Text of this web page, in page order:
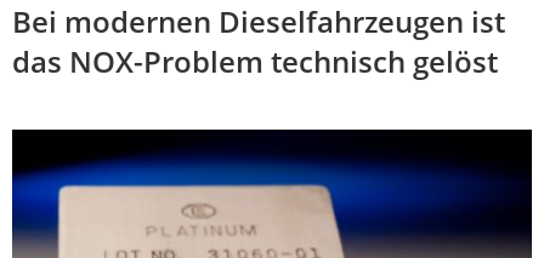
Bei modernen Dieselfahrzeugen ist
das NOX-Problem technisch gelöst